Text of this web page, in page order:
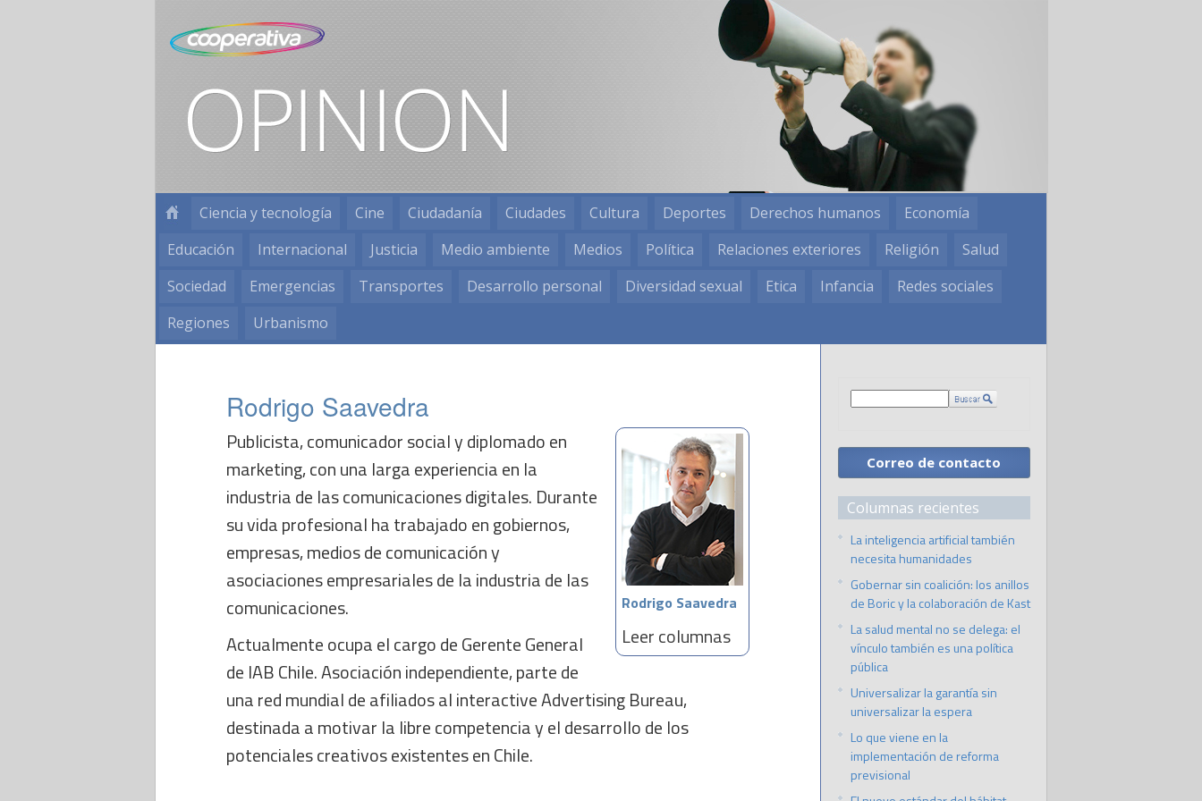
Ciencia y tecnología Cine Ciudadanía Ciudades Cultura Deportes Derechos humanos
Economía
Educación
Internacional Justicia Medio ambiente Medios Política Relaciones exteriores Religión
Salud
Sociedad
Emergencias Transportes Desarrollo personal Diversidad sexual Etica Infancia
Redes sociales
Regiones
Urbanismo
Rodrigo Saavedra
Rodrigo Saavedra
Leer columnas
Publicista, comunicador social y diplomado en
marketing, con una larga experiencia en la
industria de las comunicaciones digitales. Durante
su vida profesional ha trabajado en gobiernos,
empresas, medios de comunicación y
asociaciones empresariales de la industria de las
comunicaciones.
Actualmente ocupa el cargo de Gerente General
de IAB Chile. Asociación independiente, parte de
una red mundial de afiliados al interactive Advertising Bureau,
destinada a motivar la libre competencia y el desarrollo de los
potenciales creativos existentes en Chile.
Correo de contacto
Columnas recientes
La inteligencia artificial también
necesita humanidades
Gobernar sin coalición: los anillos
de Boric y la colaboración de Kast
La salud mental no se delega: el
vínculo también es una política
pública
Universalizar la garantía sin
universalizar la espera
Lo que viene en la
implementación de reforma
previsional